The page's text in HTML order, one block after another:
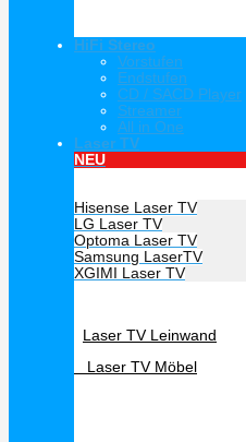
HiFi Stereo
Vorstufen
Endstufen
CD / SACD Player
Streamer
All in One
Laser TV
NEU
Hisense Laser TV
LG Laser TV
Optoma Laser TV
Samsung LaserTV
XGIMI Laser TV
Laser TV Leinwand
Laser TV Möbel